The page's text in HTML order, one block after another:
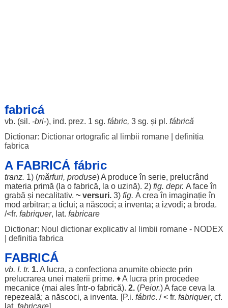
fabricá
vb. (sil . -bri-), ind. prez. 1 sg. fábric, 3 sg. și pl. fábrică
Dictionar: Dictionar ortografic al limbii romane| definitia
fabrica
A FABRICÁ fábric
tranz. 1) (mărfuri, produse) A produceîn serie, prelucrând
materia primă (la o fabrică, la o uzină). 2)fig. depr. A faceîn
grabă și necalitativ. ~ versuri.3)fig. A crea în imaginațieîn
mod arbitrar; a ticlui; a născoci; a inventa; a izvodi; a broda.
/<fr. fabriquer, lat. fabricare
Dictionar: Noul dictionar explicativ al limbii romane - NODEX
definitia fabrica
FABRICÁ
vb. I. tr. 1.A lucra, a confecționa anumite obiecteprin
prelucrarea unei materii prime. ♦ A lucra prin procedee
mecanice(mai alesîntr-o fabrică). 2.(Peior.) A faceceva la
repezeală; a născoci, a inventa. [P.i. fábric. / < fr. fabriquer, cf.
lat. fabricare].